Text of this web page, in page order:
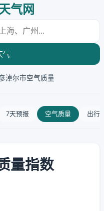
气网
气
淖尔市空气质量
7天预报 空气质量 出行
量指数